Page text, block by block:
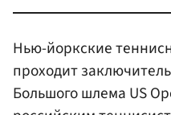
Нью-йоркские
проходит
Большого шлема US